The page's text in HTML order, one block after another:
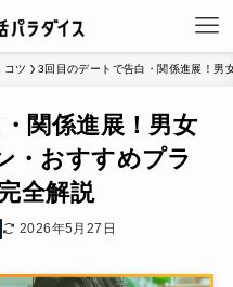
コツ 3回目のデートで告白・関係進展！男
関係進展！男女
・おすすめプラ
全解説
2026年5月27日